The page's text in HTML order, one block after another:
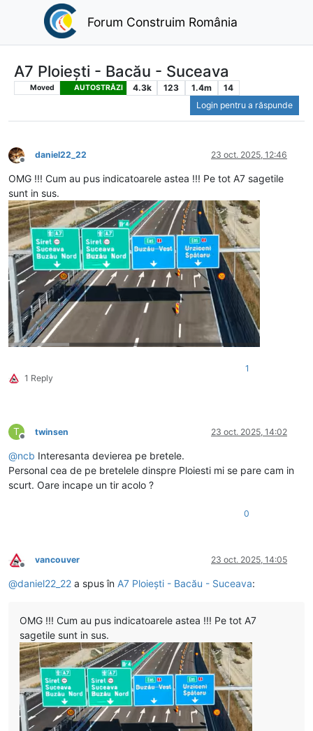
Forum Construim România
A7 Ploiești - Bacău - Suceava
Moved AUTOSTRĂZI 4.3k 123 1.4m
14
Login pentru a răspunde
Deconectat
daniel22_22 23 oct. 2025, 12:46
OMG !!! Cum au pus indicatoarele astea !!! Pe tot A7 sagetile
sunt in sus.
1 Reply
1
T
Deconectat
twinsen 23 oct. 2025, 14:02
@ncb Interesanta devierea pe bretele.
Personal cea de pe bretelele dinspre Ploiesti mi se pare cam in
scurt. Oare incape un tir acolo ?
0
Deconectat
vancouver 23 oct. 2025, 14:05
@daniel22_22 a spus în A7 Ploiești - Bacău - Suceava:
OMG !!! Cum au pus indicatoarele astea !!! Pe tot A7
sagetile sunt in sus.